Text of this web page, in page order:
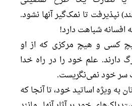
نپذیرفت تا نمک‌گیر آنها نشود.
افسانه شباهت دارد!
کسی و هیچ مرکزی که از او
دارند. علم خود را در راه خدا
سر خود نمی‌نگریست.
به ویژه اساتید خود، تا آنجا که